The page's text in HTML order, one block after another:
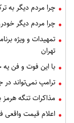
چرا مردم دیگر به
چرا مردم دیگر
تمهیدات و ویژه
تهران
با این فوت و فن
ترامپ نمی‌تواند در
مذاکرات تنگه
اعلام قیمت